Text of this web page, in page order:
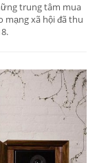
trung tâm mua
mạng xã hội đã thu